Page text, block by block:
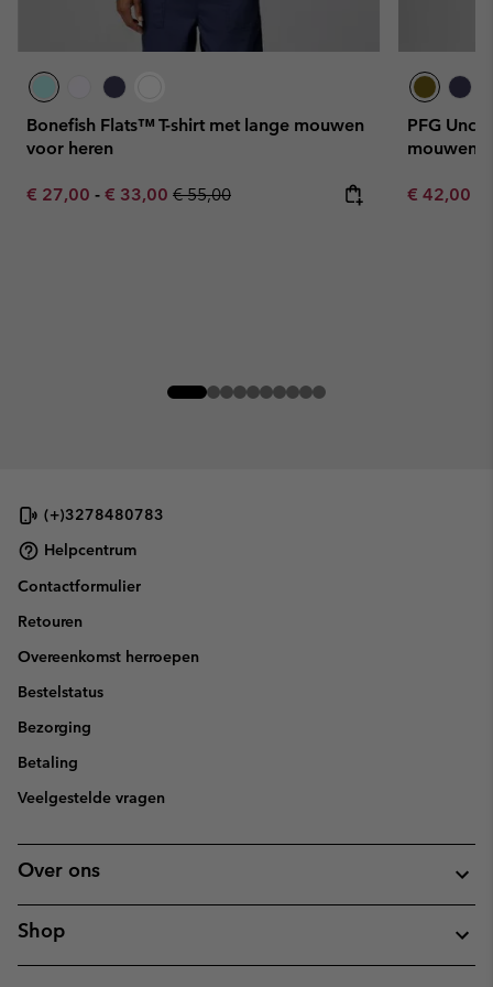
Bonefish Flats™ T-shirt met lange mouwen
voor heren
Minimum sale price:
€ 27,00 - Maximum sale price:
€ 33,00 Regular price:
€ 55,00
PFG
mouwen
Minimum
€ 42,00
(+)3278480783
Helpcentrum
Contactformulier
Retouren
Overeenkomst herroepen
Bestelstatus
Bezorging
Betaling
Veelgestelde vragen
Over ons
Shop